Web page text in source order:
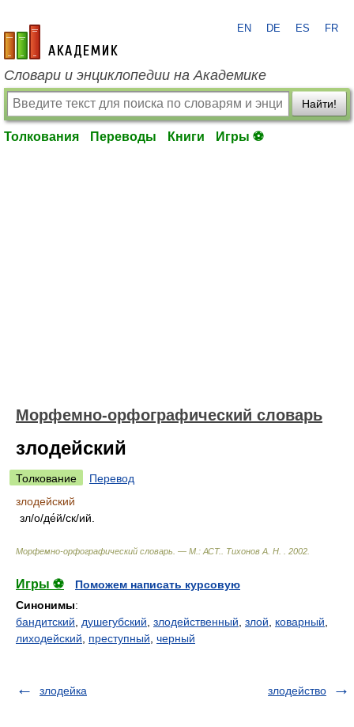
academic.ru
EN DE ES FR
Словари и энциклопедии на Академике
Найти!
Толкования Переводы Книги Игры ⚽
Морфемно-орфографический словарь
злодейский
Толкование
Перевод
злодейский
зл/о/де́й/ск/ий.
Морфемно-орфографический словарь. — М.: АСТ. Тихонов А. Н. 2002
Игры ⚽
Поможем написать курсовую
Синонимы:
бандитский
душегубский злодейственный злой коварный
лиходейский
преступный черный
злодейка злодейство